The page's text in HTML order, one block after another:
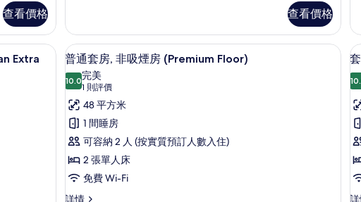
查看價格
煙
房
的
相
片
房,
非
吸
煙
房
情
查看價格
房
房,
非
吸
房
詳
情
桌、遮光窗簾/窗簾
Extra
載
入
所
有
普
通
套
房,
非
普通套房, 非吸煙房 (Premium Floor) |
15
普通套房, 非吸煙房 (Premium Floor)
10.010.0 分，滿分 10 分
完美
1 則評價
(1
則
評
價)
48 平方米
1 間睡房
可容納 2 人 (按實質預訂人數入住)
2 張單人床
免費 Wi-Fi
詳情
普
載
套